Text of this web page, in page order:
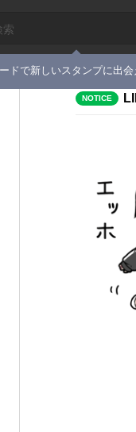
ドで新しいスタンプに出会
NOTICE